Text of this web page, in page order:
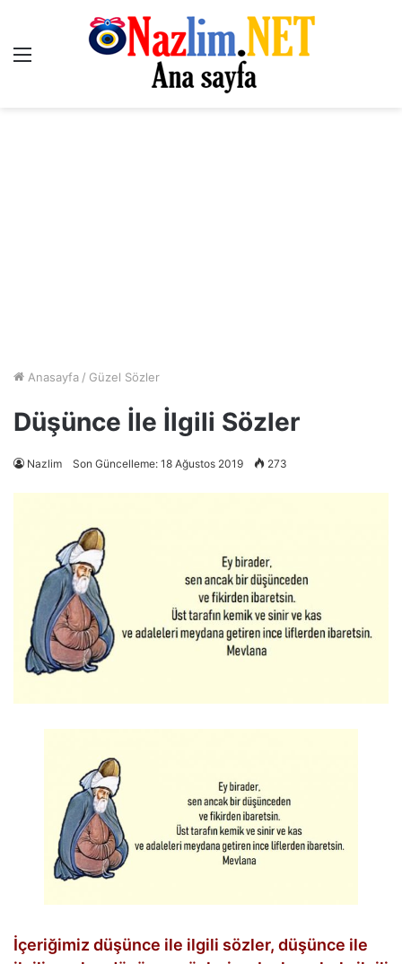
Menü
Anasayfa / Güzel Sözler
Düşünce İle İlgili Sözler
Nazlim Son Güncelleme: 18 Ağustos 2019 273
İçeriğimiz düşünce ile ilgili sözler, düşünce ile